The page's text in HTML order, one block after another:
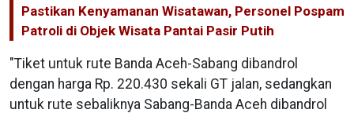
Pastikan Kenyamanan Wisatawan, Personel Pospam
Patroli di Objek Wisata Pantai Pasir Putih
"Tiket untuk rute Banda Aceh-Sabang dibandrol
dengan harga Rp. 220.430 sekali GT jalan, sedangkan
untuk rute sebaliknya Sabang-Banda Aceh dibandrol